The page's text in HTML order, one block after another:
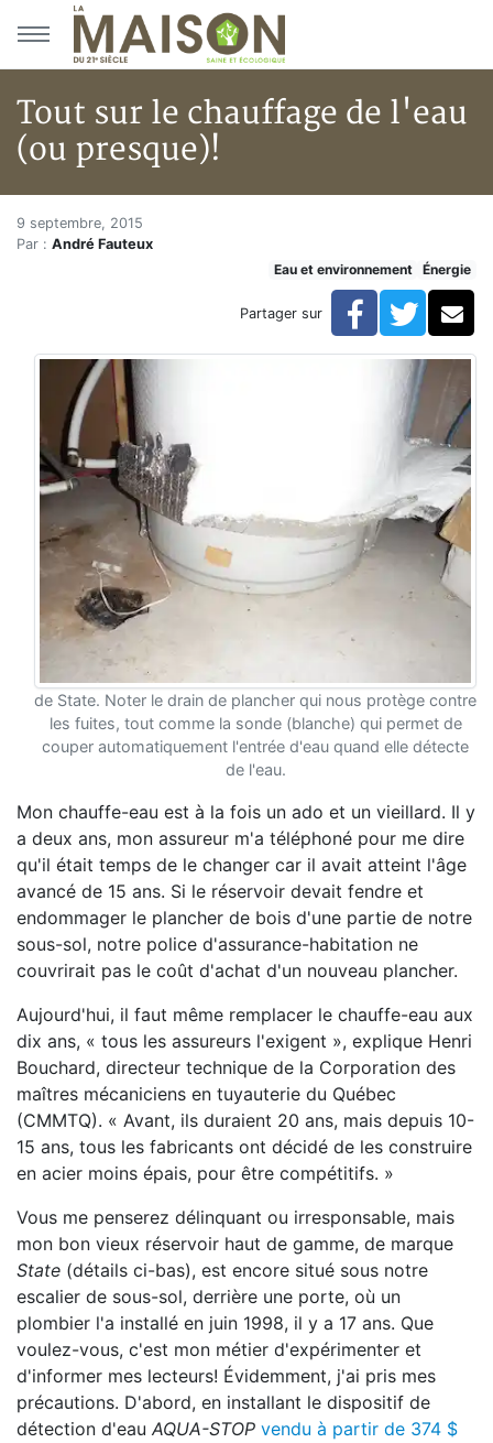
Aller au menu principal
Aller au contenu principal
Tout sur le chauffage de l'eau
(ou presque)!
Accueil
Articles
Tout sur le chauffage de l'eau (ou presque)!
Tout sur le chauffage de l'eau
9 septembre, 2015
Par : André Fauteux
Eau et environnement
Énergie
Partager sur Facebook
de State. Noter le drain de plancher qui nous protège contre
les fuites, tout comme la sonde (blanche) qui permet de
couper automatiquement l'entrée d'eau quand elle détecte
de l'eau.
Mon chauffe-eau est à la fois un ado et un vieillard. Il y
a deux ans, mon assureur m'a téléphoné pour me dire
qu'il était temps de le changer car il avait atteint l'âge
avancé de 15 ans. Si le réservoir devait fendre et
endommager le plancher de bois d'une partie de notre
sous-sol, notre police d'assurance-habitation ne
couvrirait pas le coût d'achat d'un nouveau plancher.
Aujourd'hui, il faut même remplacer le chauffe-eau aux
dix ans, « tous les assureurs l'exigent », explique Henri
Bouchard, directeur technique de la Corporation des
maîtres mécaniciens en tuyauterie du Québec
(CMMTQ). « Avant, ils duraient 20 ans, mais depuis 10-
15 ans, tous les fabricants ont décidé de les construire
en acier moins épais, pour être compétitifs. »
Vous me penserez délinquant ou irresponsable, mais
mon bon vieux réservoir haut de gamme, de marque
State (détails ci-bas), est encore situé sous notre
escalier de sous-sol, derrière une porte, où un
plombier l'a installé en juin 1998, il y a 17 ans. Que
voulez-vous, c'est mon métier d'expérimenter et
d'informer mes lecteurs! Évidemment, j'ai pris mes
précautions. D'abord, en installant le dispositif de
détection d'eau AQUA-STOP vendu à partir de 374 $